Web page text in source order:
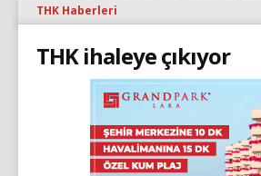
THK Haberleri
THK ihaleye çıkıyor